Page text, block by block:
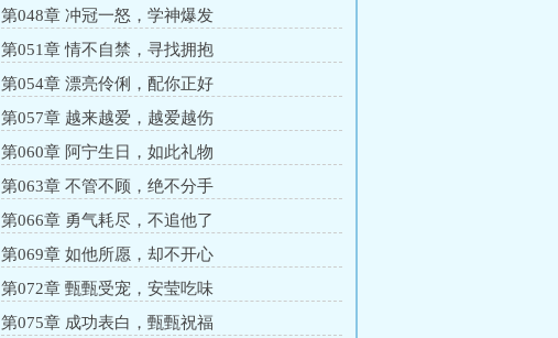
第048章 冲冠一怒，学神爆发
第051章 情不自禁，寻找拥抱
第054章 漂亮伶俐，配你正好
第057章 越来越爱，越爱越伤
第060章 阿宁生日，如此礼物
第063章 不管不顾，绝不分手
第066章 勇气耗尽，不追他了
第069章 如他所愿，却不开心
第072章 甄甄受宠，安莹吃味
第075章 成功表白，甄甄祝福